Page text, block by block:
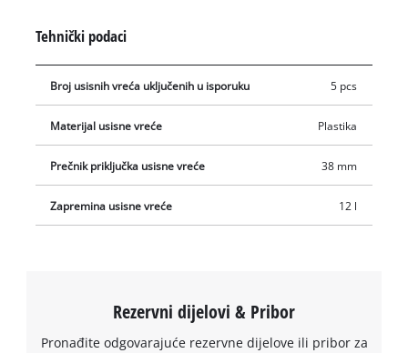
sakupljanje, a usisna mlaznica se povezuje sa otvorom vreće
(Ø 38 mm).
Tehnički podaci
Broj usisnih vreća uključenih u isporuku 5 pcs
Materijal usisne vreće Plastika
Prečnik priključka usisne vreće 38 mm
Zapremina usisne vreće 12 l
Rezervni dijelovi & Pribor
Pronađite odgovarajuće rezervne dijelove ili pribor za